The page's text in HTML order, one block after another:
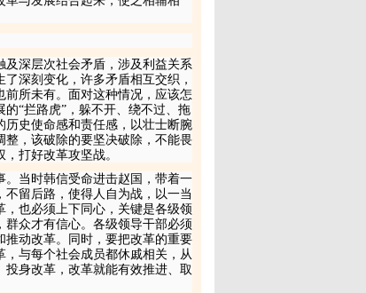
深层次社会矛盾，涉及利益关系
深刻变化，许多矛盾相互交织，
所未有。面对这种情况，应该怎
“拦路虎”，躲不开、绕不过、拖
史使命感和责任感，以壮士断腕
整，该破除的要坚决破除，不能畏
打好改革攻坚战。
当时韩信受命进击赵国，带着一
留后路，使得人自为战，以一当
也必须上下同心，关键是各级领
众才有信心。各级领导干部必须
推动改革。同时，要把改革的重要
与每个社会成员都休戚相关，从
身改革，改革就能有效推进、取